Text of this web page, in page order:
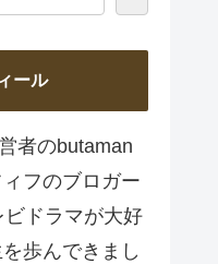
ール
者のbutaman
フのブロガー
ドラマが大好
歩んできまし